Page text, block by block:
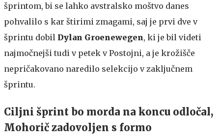
šprintom, bi se lahko avstralsko moštvo danes
pohvalilo s kar štirimi zmagami, saj je prvi dve v
šprintu dobil Dylan Groenewegen, ki je bil videti
najmočnejši tudi v petek v Postojni, a je krožišče
nepričakovano naredilo selekcijo v zaključnem
šprintu.
Ciljni šprint bo morda na koncu odločal,
Mohorič zadovoljen s formo